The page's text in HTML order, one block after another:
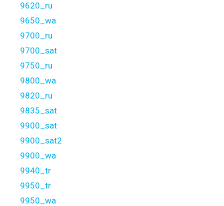
9620_ru
9650_wa
9700_ru
9700_sat
9750_ru
9800_wa
9820_ru
9835_sat
9900_sat
9900_sat2
9900_wa
9940_tr
9950_tr
9950_wa